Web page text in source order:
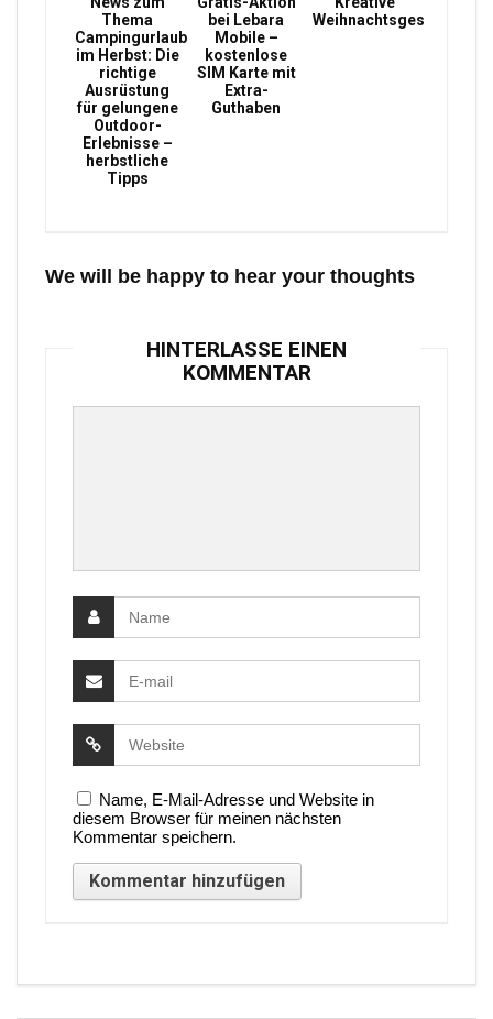
Thema
Campingurlaub
im Herbst: Die
richtige
Ausrüstung
für gelungene
Outdoor-
Erlebnisse –
herbstliche
Tipps
bei Lebara
Mobile –
kostenlose
SIM Karte mit
Extra-
Guthaben
Weihnachtsgeschenke
We will be happy to hear your thoughts
HINTERLASSE EINEN
KOMMENTAR
Name, E-Mail-Adresse und Website in
diesem Browser für meinen nächsten
Kommentar speichern.